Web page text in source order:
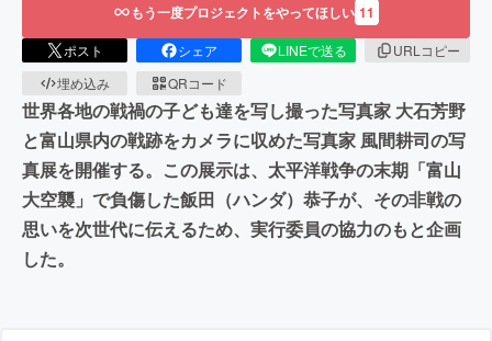
もう一度プロジェクトをやってほしい 11
ポスト シェア LINEで送る
URLコピー
埋め込み
QRコード
世界各地の戦禍の子ども達を写し撮った写真家 大石芳野
と富山県内の戦跡をカメラに収めた写真家 風間耕司の写
真展を開催する。この展示は、太平洋戦争の末期「富山
大空襲」で負傷した飯田（ハンダ）恭子が、その非戦の
思いを次世代に伝えるため、実行委員の協力のもと企画
した。